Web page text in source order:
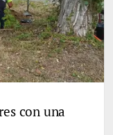
con una